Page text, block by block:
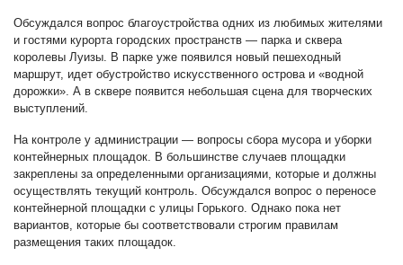
Обсуждался вопрос благоустройства одних из любимых жителями
и гостями курорта городских пространств — парка и сквера
королевы Луизы. В парке уже появился новый пешеходный
маршрут, идет обустройство искусственного острова и «водной
дорожки». А в сквере появится небольшая сцена для творческих
выступлений.
На контроле у администрации — вопросы сбора мусора и уборки
контейнерных площадок. В большинстве случаев площадки
закреплены за определенными организациями, которые и должны
осуществлять текущий контроль. Обсуждался вопрос о переносе
контейнерной площадки с улицы Горького. Однако пока нет
вариантов, которые бы соответствовали строгим правилам
размещения таких площадок.